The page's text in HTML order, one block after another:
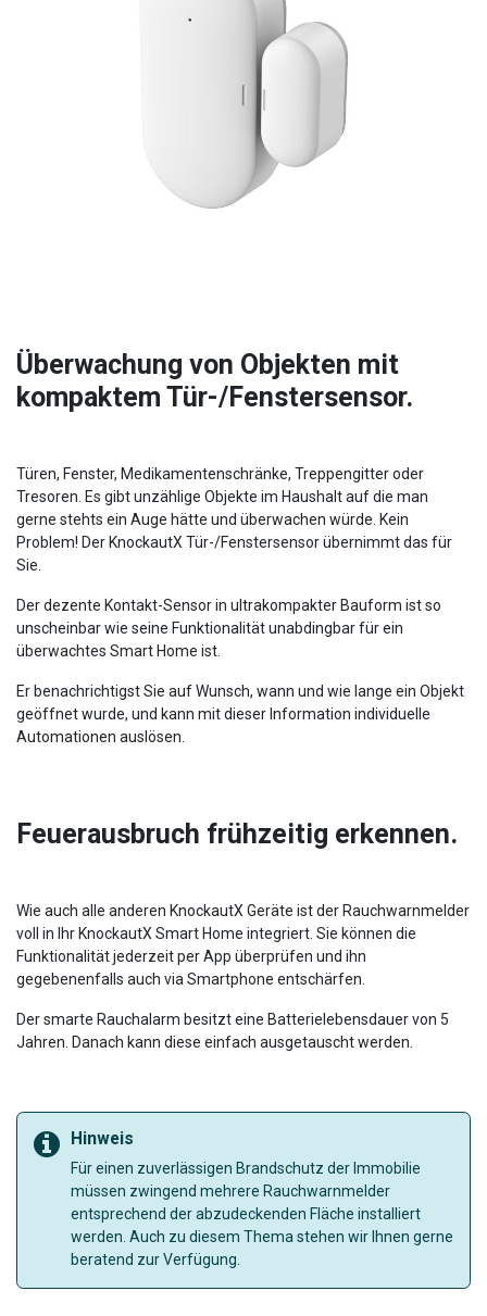
Überwachung von Objekten mit
kompaktem Tür-/Fenstersensor.
Türen, Fenster, Medikamentenschränke, Treppengitter oder
Tresoren. Es gibt unzählige Objekte im Haushalt auf die man
gerne stehts ein Auge hätte und überwachen würde. Kein
Problem! Der KnockautX Tür-/Fenstersensor übernimmt das für
Sie.
Der dezente Kontakt-Sensor in ultrakompakter Bauform ist so
unscheinbar wie seine Funktionalität unabdingbar für ein
überwachtes Smart Home ist.
Er benachrichtigst Sie auf Wunsch, wann und wie lange ein Objekt
geöffnet wurde, und kann mit dieser Information individuelle
Automationen auslösen.
Feuerausbruch frühzeitig erkennen.
Wie auch alle anderen KnockautX Geräte ist der Rauchwarnmelder
voll in Ihr KnockautX Smart Home integriert. Sie können die
Funktionalität jederzeit per App überprüfen und ihn
gegebenenfalls auch via Smartphone entschärfen.
Der smarte Rauchalarm besitzt eine Batterielebensdauer von 5
Jahren. Danach kann diese einfach ausgetauscht werden.
Hinweis
Für einen zuverlässigen Brandschutz der Immobilie
müssen zwingend mehrere Rauchwarnmelder
entsprechend der abzudeckenden Fläche installiert
werden. Auch zu diesem Thema stehen wir Ihnen gerne
beratend zur Verfügung.